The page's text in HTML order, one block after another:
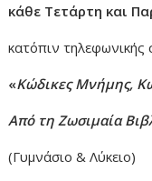
κάθε Τετάρτη και
κατόπιν τηλεφωνικής
«Κώδικες Μνήμης,
Από τη Ζωσιμαία
(Γυμνάσιο & Λύκειο)